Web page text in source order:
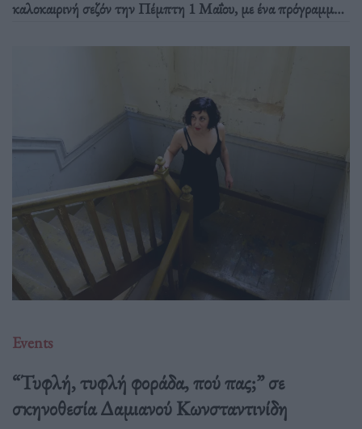
καλοκαιρινή σεζόν την Πέμπτη 1 Μαΐου, με ένα πρόγραμμα
Events
“Τυφλή, τυφλή φοράδα, πού πας;” σε
σκηνοθεσία Δαμιανού Κωνσταντινίδη